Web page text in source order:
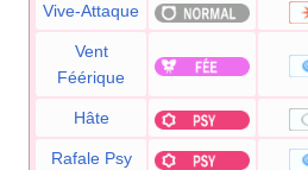
Vive-Attaque
Vent
Féérique
Hâte
Rafale Psy